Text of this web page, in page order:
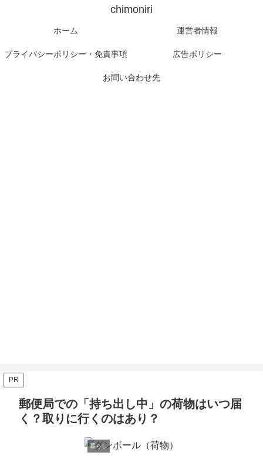
chimoniri
ホーム 運営者情報
プライバシーポリシー・免責事項 広告ポリシー
お問い合わせ先
PR
郵便局での「持ち出し中」の荷物はいつ届
く？取りに行くのはあり？
暮らし